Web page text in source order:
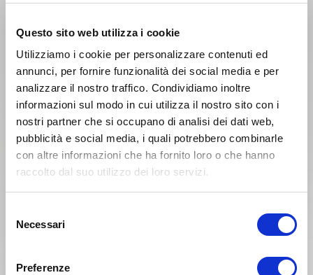
Questo sito web utilizza i cookie
Utilizziamo i cookie per personalizzare contenuti ed
annunci, per fornire funzionalità dei social media e per
analizzare il nostro traffico. Condividiamo inoltre
informazioni sul modo in cui utilizza il nostro sito con i
nostri partner che si occupano di analisi dei dati web,
pubblicità e social media, i quali potrebbero combinarle
con altre informazioni che ha fornito loro o che hanno
raccolto dal suo utilizzo dei loro servizi.
delNecessari
Preferenze
HONDA CR 80 Anno 1992